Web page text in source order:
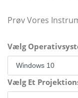
Prøv Vores
Vælg
Vælg Et